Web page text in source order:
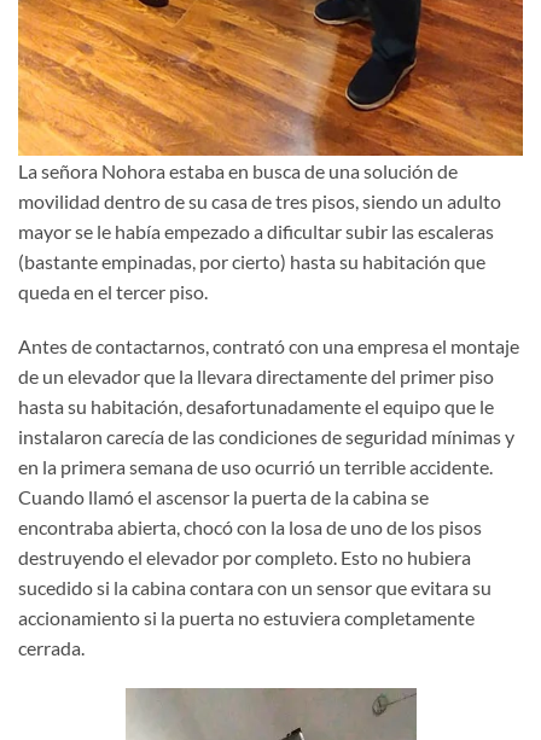
La señora Nohora estaba en busca de una solución de
movilidad dentro de su casa de tres pisos, siendo un adulto
mayor se le había empezado a dificultar subir las escaleras
(bastante empinadas, por cierto) hasta su habitación que
queda en el tercer piso.
Antes de contactarnos, contrató con una empresa el montaje
de un elevador que la llevara directamente del primer piso
hasta su habitación, desafortunadamente el equipo que le
instalaron carecía de las condiciones de seguridad mínimas y
en la primera semana de uso ocurrió un terrible accidente.
Cuando llamó el ascensor la puerta de la cabina se
encontraba abierta, chocó con la losa de uno de los pisos
destruyendo el elevador por completo. Esto no hubiera
sucedido si la cabina contara con un sensor que evitara su
accionamiento si la puerta no estuviera completamente
cerrada.